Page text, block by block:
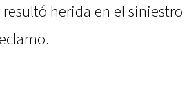
herida en el siniestro